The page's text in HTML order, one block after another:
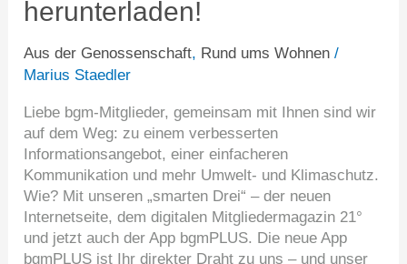
herunterladen!
Aus der Genossenschaft, Rund ums Wohnen /
Marius Staedler
Liebe bgm-Mitglieder, gemeinsam mit Ihnen sind wir
auf dem Weg: zu einem verbesserten
Informationsangebot, einer einfacheren
Kommunikation und mehr Umwelt- und Klimaschutz.
Wie? Mit unseren „smarten Drei“ – der neuen
Internetseite, dem digitalen Mitgliedermagazin 21°
und jetzt auch der App bgmPLUS. Die neue App
bgmPLUS ist Ihr direkter Draht zu uns – und unser
Jetzt
herunterladen!